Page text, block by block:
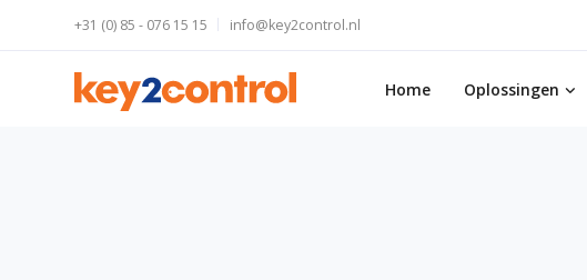
+31 (0) 85 - 076 15 15 info@key2control.nl
Home Oplossingen